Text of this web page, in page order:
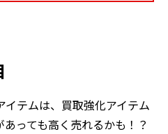
テムは、買取強化アイテム
っても高く売れるかも！？